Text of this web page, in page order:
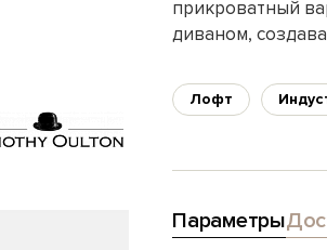
прикроватный
диваном,
Лофт
Параметры